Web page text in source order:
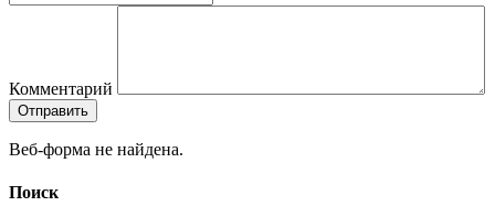
Комментарий
Веб-форма не найдена.
Поиск